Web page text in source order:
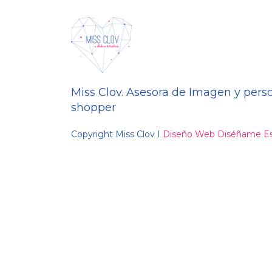
Miss Clov. Asesora de Imagen y
shopper
Copyright Miss Clov I Diseño Web Diséñame